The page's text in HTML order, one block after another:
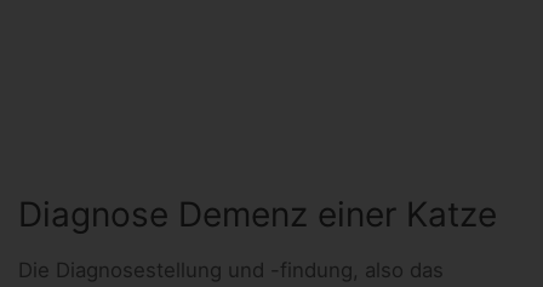
Diagnose Demenz einer Katze
Die Diagnosestellung und -findung, also das